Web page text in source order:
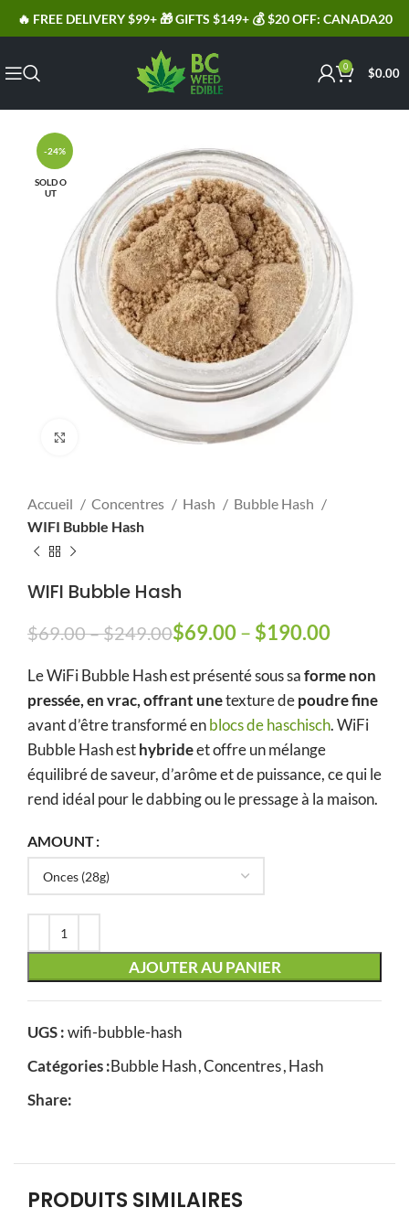
🔥 FREE DELIVERY $99+ 🎁 GIFTS $149+ 💰 $20 OFF: CANADA20
0 $0.00
-24%
SOLD O
UT
Click to enlarge
Accueil Concentres Hash
Bubble Hash
WIFI Bubble Hash
WIFI Bubble Hash
$69.00–$249.00Plage de prix : $69.00 à
$69.00– $190.00
$69.00
à
$190.00
Le WiFi Bubble Hash est présenté sous saforme non
pressée, en vrac, offrant unetexture depoudre fine
avant d’être transformé enblocs de haschisch. WiFi
Bubble Hash esthybrideet offre un mélange
équilibré de saveur, d’arôme et de puissance, ce qui le
rend idéal pour le dabbing ou le pressage à la maison.
AMOUNT
AJOUTER AU PANIER
UGS :wifi-bubble-hash
Catégories :Bubble Hash,Concentres,Hash
Share:
PRODUITS SIMILAIRES